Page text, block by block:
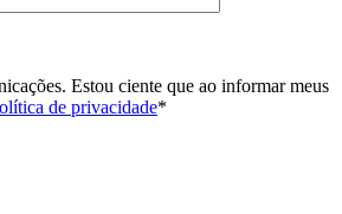
Estou ciente que ao informar meus
de privacidade*